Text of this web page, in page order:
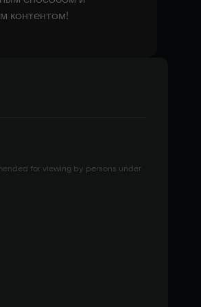
контентом!
for viewing by persons under